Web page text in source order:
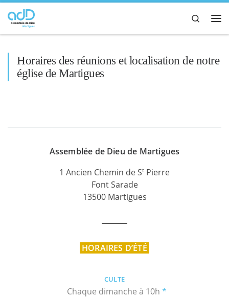
Passer au contenu
Search
Horaires des réunions et localisation de notre
église de Martigues
Assemblée de Dieu de Martigues
1 Ancien Chemin de St Pierre
Font Sarade
13500 Martigues
HORAIRES D’ÉTÉ
CULTE
Chaque dimanche à 10h *